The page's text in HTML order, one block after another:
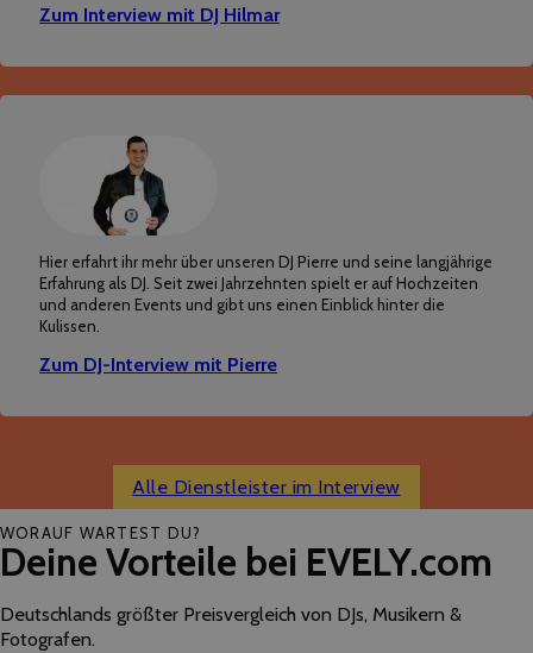
Zum Interview mit DJ Hilmar
Hier erfahrt ihr mehr über unseren DJ Pierre und seine langjährige
Erfahrung als DJ. Seit zwei Jahrzehnten spielt er auf Hochzeiten
und anderen Events und gibt uns einen Einblick hinter die
Kulissen.
Zum DJ-Interview mit Pierre
Alle Dienstleister im Interview
Deine Vorteile bei EVELY.com
WORAUF WARTEST DU?
Deutschlands größter Preisvergleich von DJs, Musikern &
Fotografen.